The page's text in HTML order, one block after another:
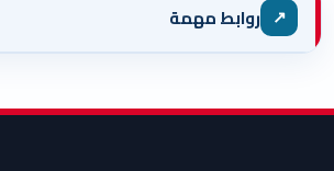
↗ روابط مهمة